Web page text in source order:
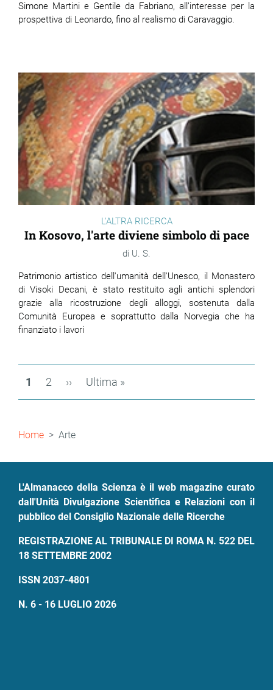
Simone Martini e Gentile da Fabriano, all’interesse per la
prospettiva di Leonardo, fino al realismo di Caravaggio.
L'ALTRA RICERCA
In Kosovo, l'arte diviene simbolo di pace
U. S.
Patrimonio artistico dell'umanità dell'Unesco, il Monastero
di Visoki Decani, è stato restituito agli antichi splendori
grazie alla ricostruzione degli alloggi, sostenuta dalla
Comunità Europea e soprattutto dalla Norvegia che ha
finanziato i lavori
Paginazione
Pagina
1 Page
2
Pagina
››
Ultima
Ultima »
Briciole
Home Arte
L'Almanacco della Scienza è il web magazine curato
dall'Unità Divulgazione Scientifica e Relazioni con il
pubblico del Consiglio Nazionale delle Ricerche
REGISTRAZIONE AL TRIBUNALE DI ROMA N. 522 DEL
18 SETTEMBRE 2002
ISSN 2037-4801
N. 6 - 16 LUGLIO 2026